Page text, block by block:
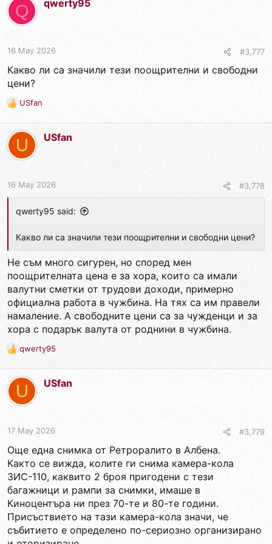
c
t
n
:
Q qwerty95
16 May 2026 #3,777
Какво ли са значили тези поощрителни и свободни
цени?
R
c
t
n
USfan
U USfan
16 May 2026 #3,778
qwerty95 said:
Какво ли са значили тези поощрителни и свободни цени?
Не съм много сигурен, но според мен
поощрителната цена е за хора, които са имали
валутни сметки от трудови доходи, примерно
официална работа в чужбина. На тях са им правели
намаление. А свободните цени са за чужденци и за
хора с подарък валута от роднини в чужбина.
R
c
t
n
:
qwerty95
U USfan
17 May 2026 #3,779
Още една снимка от Ретроралито в Албена.
Както се вижда, колите ги снима камера-кола
ЗИС-110, каквито 2 броя пригодени с тези
багажници и рампи за снимки, имаше в
Киноцентъра ни през 70-те и 80-те години.
Присъствието на тази камера-кола значи, че
събитието е определено по-сериозно организирано